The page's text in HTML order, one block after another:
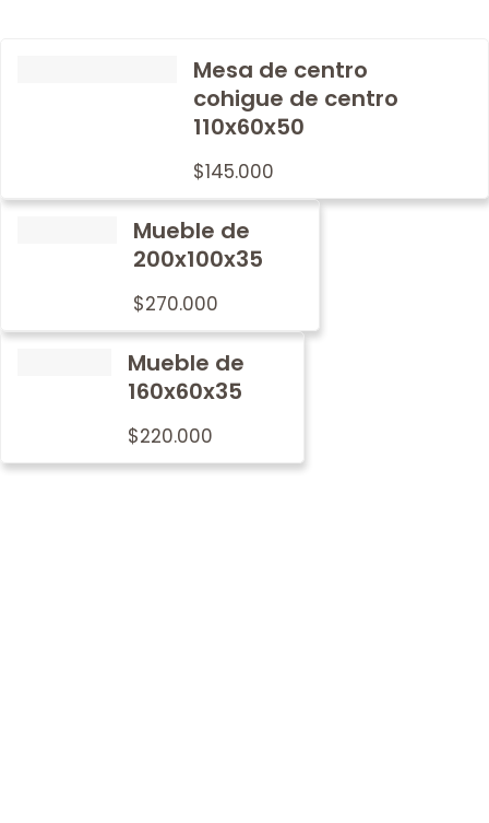
Mesa de centro
cohigue de centro
110x60x50
$145.000
Mueble de
200x100x35
$270.000
Mueble de
160x60x35
$220.000